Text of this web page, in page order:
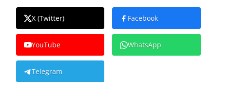
X (Twitter) Facebook
YouTube WhatsApp
Telegram